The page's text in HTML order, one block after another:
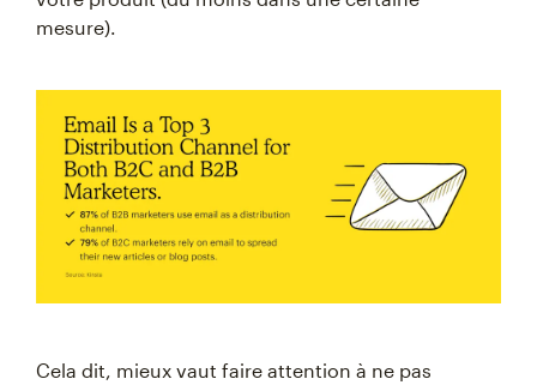
mesure).
Cela dit, mieux vaut faire attention à ne pas